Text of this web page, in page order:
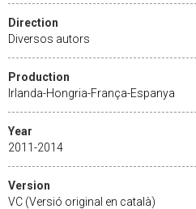
Direction
Diversos autors
Production
Irlanda-Hongria-França-Espanya
Year
2011-2014
Version
VC (Versió original en català)